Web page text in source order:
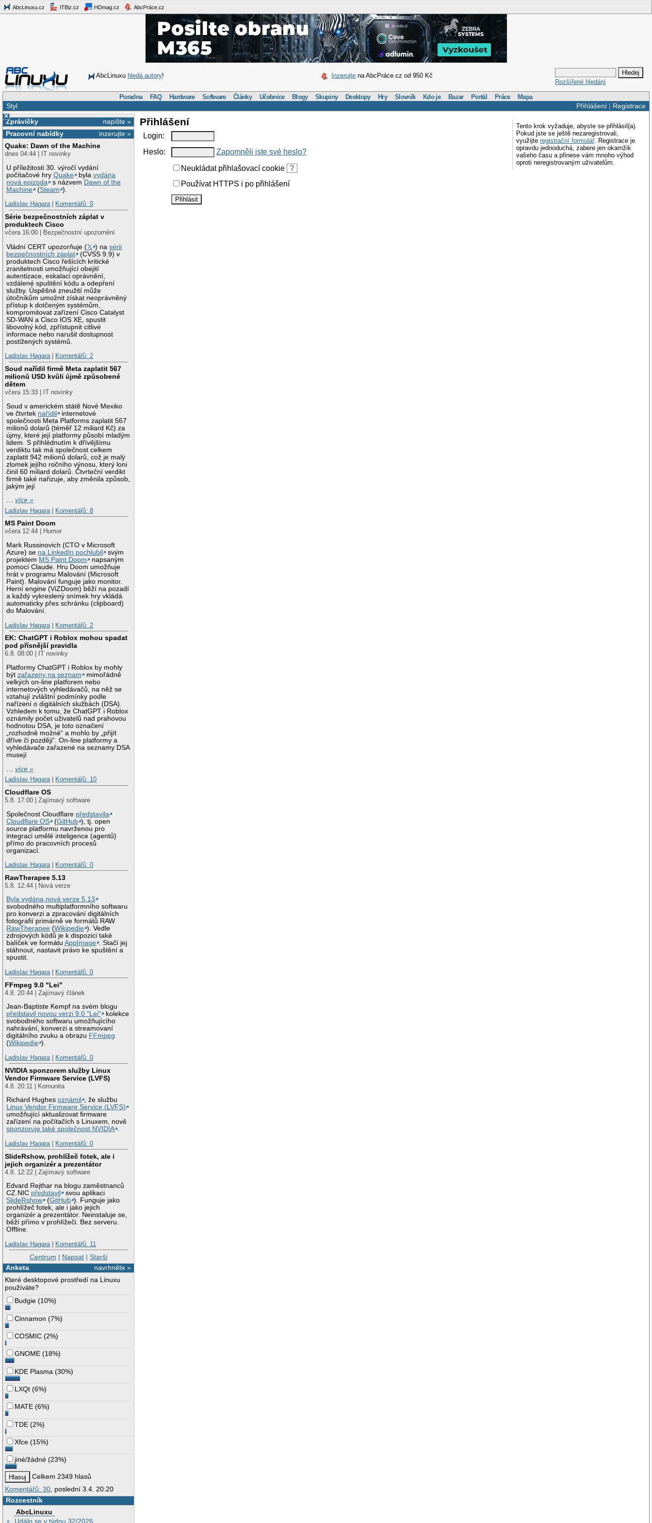
AbcLinuxu.cz ITBiz.cz HDmag.cz AbcPráce.cz
AbcLinuxu hledá autory! Inzerujte na AbcPráce.cz od 950 Kč
Rozšířené hledání
Poradna FAQ Hardware Software Články Učebnice Blogy Skupiny Desktopy Hry Slovník Kdo je Bazar Portál Práce Mapa
Přihlášení| Registrace
Styl
×
napište »
Zprávičky
inzerujte »
Pracovní nabídky
Quake: Dawn of the Machine
dnes 04:44 | IT novinky
U příležitosti 30. výročí vydání
počítačové hryQuake bylavydána
nová epizoda
s názvem Dawn of the
Machine
(Steam ).
Ladislav Hagara| Komentářů: 0
Série bezpečnostních záplat v
produktech Cisco
včera 16:00 | Bezpečnostní upozornění
Vládní CERT upozorňuje (𝕏 ) nasérii
bezpečnostních záplat
(CVSS 9.9) v
produktech Cisco řešících kritické
zranitelnosti umožňující obejití
autentizace, eskalaci oprávnění,
vzdálené spuštění kódu a odepření
služby. Úspěšné zneužití může
útočníkům umožnit získat neoprávněný
přístup k dotčeným systémům,
kompromitovat zařízení Cisco Catalyst
SD-WAN a Cisco IOS XE, spustit
libovolný kód, zpřístupnit citlivé
informace nebo narušit dostupnost
postižených systémů.
Ladislav Hagara| Komentářů: 2
Soud nařídil firmě Meta zaplatit 567
milionů USD kvůli újmě způsobené
dětem
včera 15:33 | IT novinky
Soud v americkém státě Nové Mexiko
ve čtvrtek nařídil
internetové
společnosti Meta Platforms zaplatit 567
milionů dolarů (téměř 12 miliard Kč) za
újmy, které její platformy působí mladým
lidem. S přihlédnutím k dřívějšímu
verdiktu tak má společnost celkem
zaplatit 942 milionů dolarů, což je malý
zlomek jejího ročního výnosu, který loni
činil 60 miliard dolarů. Čtvrteční verdikt
firmě také nařizuje, aby změnila způsob,
jakým její
…více »
Ladislav Hagara
Komentářů: 8
MS Paint Doom
včera 12:44 | Humor
Mark Russinovich (CTO v Microsoft
Azure) se na LinkedIn pochlubil
svým
projektem MS Paint Doom
napsaným
pomocí Claude. Hru Doom umožňuje
hrát v programu Malování (Microsoft
Paint). Malování funguje jako monitor.
Herní engine (ViZDoom) běží na pozadí
a každý vykreslený snímek hry vkládá
automaticky přes schránku (clipboard)
do Malování.
Ladislav Hagara
Komentářů: 2
EK: ChatGPT i Roblox mohou spadat
pod přísnější pravidla
6.8. 08:00 | IT novinky
Platformy ChatGPT i Roblox by mohly
býtzařazeny na seznam
mimořádně
velkých on-line platforem nebo
internetových vyhledávačů, na něž se
vztahují zvláštní podmínky podle
nařízení o digitálních službách (DSA).
Vzhledem k tomu, že ChatGPT i Roblox
oznámily počet uživatelů nad prahovou
hodnotou DSA, je toto označení
„rozhodně možné“ a mohlo by „přijít
dříve či později“. On-line platformy a
vyhledávače zařazené na seznamy DSA
musejí
…více »
Ladislav Hagara| Komentářů: 10
Cloudflare OS
5.8. 17:00 | Zajímavý software
Společnost Cloudflare představila
Cloudflare OS
(GitHub ), tj. open
source platformu navrženou pro
integraci umělé inteligence (agentů)
přímo do pracovních procesů
organizací.
Ladislav Hagara| Komentářů: 0
RawTherapee 5.13
5.8. 12:44 | Nová verze
Byla vydána nová verze 5.13
svobodného multiplatformního softwaru
pro konverzi a zpracování digitálních
fotografií primárně ve formátů RAW
RawTherapee (Wikipedie ). Vedle
zdrojových kódů je k dispozici také
balíček ve formátuAppImage . Stačí jej
stáhnout, nastavit právo ke spuštění a
spustit.
Ladislav Hagara| Komentářů: 0
FFmpeg 9.0 "Lei"
4.8. 20:44 | Zajímavý článek
Jean-Baptiste Kempf na svém blogu
představil novou verzi 9.0 "Lei"
kolekce
svobodného softwaru umožňujícího
nahrávání, konverzi a streamovaní
digitálního zvuku a obrazu FFmpeg
(Wikipedie ).
Ladislav Hagara| Komentářů: 0
NVIDIA sponzorem služby Linux
Vendor Firmware Service (LVFS)
4.8. 20:11 | Komunita
Richard Hughesoznámil
, že službu
Linux Vendor Firmware Service (LVFS)
umožňující aktualizovat firmware
zařízení na počítačích s Linuxem, nově
sponzoruje také společnost NVIDIA .
Ladislav Hagara| Komentářů: 0
SlideRshow, prohlížeč fotek, ale i
jejich organizér a prezentátor
4.8. 12:22 | Zajímavý software
Edvard Rejthar na blogu zaměstnanců
CZ.NIC představil
svou aplikaci
SlideRshow
(GitHub ). Funguje jako
prohlížeč fotek, ale i jako jejich
organizér a prezentátor. Neinstaluje se,
běží přímo v prohlížeči. Bez serveru.
Offline.
Ladislav Hagara| Komentářů: 11
Centrum | Napsat| Starší
navrhněte »
Anketa
Které desktopové prostředí na Linuxu
používáte?
Budgie (10%)
Cinnamon (7%)
COSMIC (2%)
GNOME (18%)
KDE Plasma (30%)
LXQt (6%)
MATE (6%)
TDE (2%)
Xfce (15%)
jiné/žádné (23%)
Celkem 2349 hlasů
Komentářů: 30 , poslední 3.4. 20:20
Rozcestník
AbcLinuxu
Událo se v týdnu 32/2026
Tento krok vyžaduje, abyste se přihlásil(a).
Pokud jste se ještě nezaregistrovali,
využijte registrační formulář. Registrace je
opravdu jednoduchá, zabere jen okamžik
vašeho času a přinese vám mnoho výhod
oproti neregistrovaným uživatelům.
Přihlášení
Login:
Heslo:
Zapomněli jste své heslo?
Neukládat přihlašovací cookie
?
Používat HTTPS i po přihlášení